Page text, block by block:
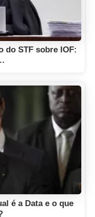
do STF sobre IOF:
é a Data e o que